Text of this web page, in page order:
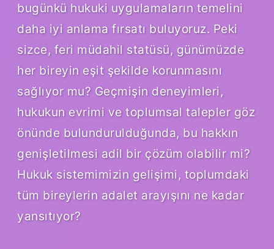
bugünkü hukuki uygulamaların temelini
daha iyi anlama fırsatı buluyoruz. Peki
sizce, feri müdahil statüsü, günümüzde
her bireyin eşit şekilde korunmasını
sağlıyor mu? Geçmişin deneyimleri,
hukukun evrimi ve toplumsal talepler göz
önünde bulundurulduğunda, bu hakkın
genişletilmesi adil bir çözüm olabilir mi?
Hukuk sistemimizin gelişimi, toplumdaki
tüm bireylerin adalet arayışını ne kadar
yansıtıyor?